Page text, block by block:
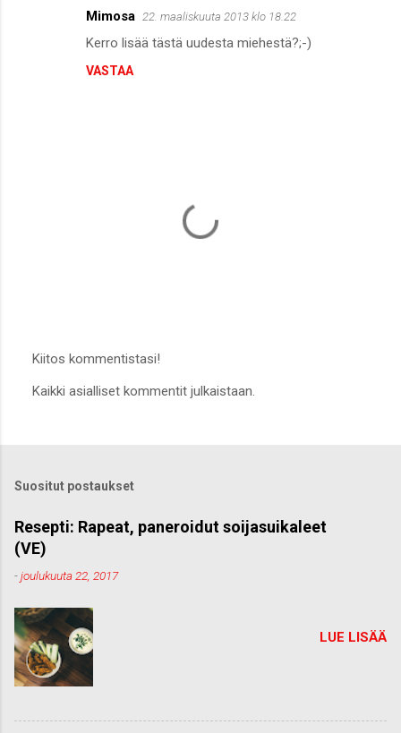
Mimosa 22. maaliskuuta 2013 klo 18.22
Kerro lisää tästä uudesta miehestä?;-)
VASTAA
ä
o
m
e
n
t
Kiitos kommentistasi!
Kaikki asialliset kommentit julkaistaan.
Suositut postaukset
Resepti: Rapeat, paneroidut soijasuikaleet
(VE)
-joulukuuta 22, 2017
LUE LISÄÄ